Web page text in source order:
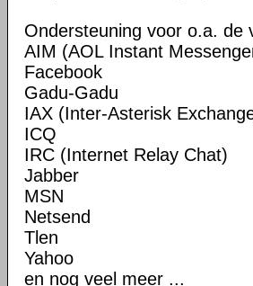
Ondersteuning voor o.a. de
AIM (AOL Instant
Facebook
Gadu-Gadu
IAX (Inter-Asterisk
ICQ
IRC (Internet Relay Chat)
Jabber
MSN
Netsend
Tlen
Yahoo
en nog veel meer ...